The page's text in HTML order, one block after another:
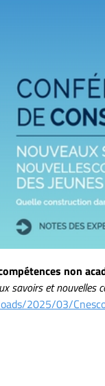
non
savoirs et nouvelles
2025/03/